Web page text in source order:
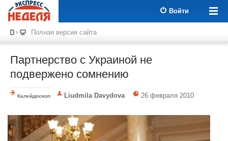
Войти
Полная версия сайта
Партнерство с Украиной не
подвержено сомнению
Калейдоскоп Liudmila Davydova 26 февраля 2010